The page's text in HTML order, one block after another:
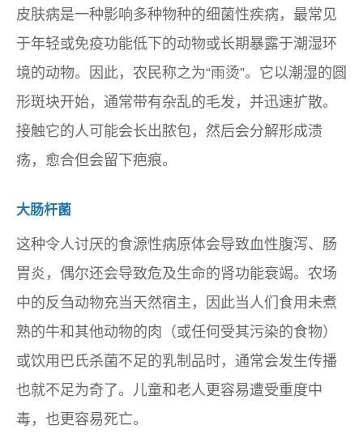
皮肤病是一种影响多种物种的细菌性疾病，最常见
于年轻或免疫功能低下的动物或长期暴露于潮湿环
境的动物。因此，农民称之为“雨烫”。它以潮湿的圆
形斑块开始，通常带有杂乱的毛发，并迅速扩散。
接触它的人可能会长出脓包，然后会分解形成溃
疡，愈合但会留下疤痕。
大肠杆菌
这种令人讨厌的食源性病原体会导致血性腹泻、肠
胃炎，偶尔还会导致危及生命的肾功能衰竭。农场
中的反刍动物充当天然宿主，因此当人们食用未煮
熟的牛和其他动物的肉（或任何受其污染的食物）
或饮用巴氏杀菌不足的乳制品时，通常会发生传播
也就不足为奇了。儿童和老人更容易遭受重度中
毒，也更容易死亡。